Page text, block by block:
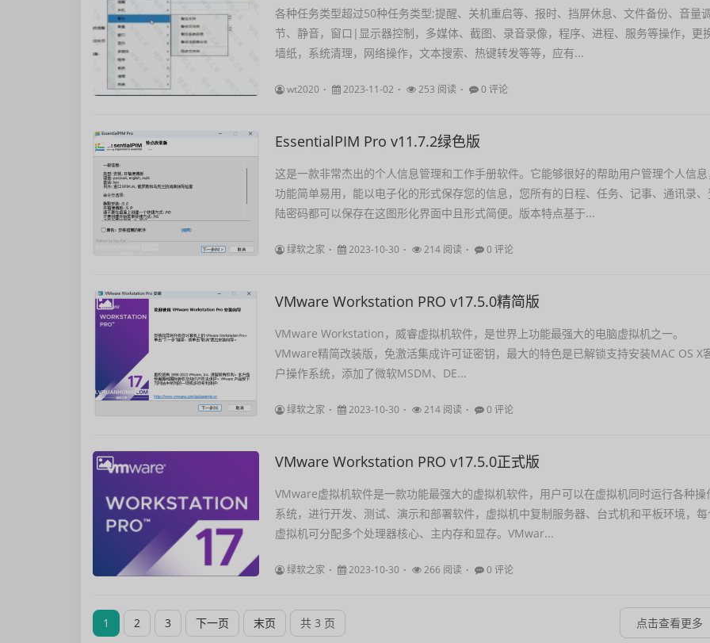
各种任务类型超过50种任务类型;提醒、关机重启等、报时、挡屏休息、文件备份、音量
节、静音，窗口|显示器控制，多媒体、截图、录音录像，程序、进程、服务等操作，更
墙纸，系统清理，网络操作，文本搜索、热键转发等等，应有...
wt2020 2023-11-02 253 阅读 0 评论
EssentialPIM Pro v11.7.2绿色版
这是一款非常杰出的个人信息管理和工作手册软件。它能够很好的帮助用户管理个人信
功能简单易用，能以电子化的形式保存您的信息，您所有的日程、任务、记事、通讯录
陆密码都可以保存在这图形化界面中且形式简便。版本特点基于...
绿软之家 2023-10-30 214 阅读 0 评论
VMware Workstation PRO v17.5.0精简版
VMware Workstation，威睿虚拟机软件，是世界上功能最强大的电脑虚拟机之一。
VMware精简改装版，免激活集成许可证密钥，最大的特色是已解锁支持安装MAC OS X
户操作系统，添加了微软MSDM、DE...
绿软之家 2023-10-30 214 阅读 0 评论
VMware Workstation PRO v17.5.0正式版
VMware虚拟机软件是一款功能最强大的虚拟机软件，用户可以在虚拟机同时运行各种操
系统，进行开发、测试、演示和部署软件，虚拟机中复制服务器、台式机和平板环境，
虚拟机可分配多个处理器核心、主内存和显存。VMwar...
绿软之家 2023-10-30 266 阅读 0 评论
1 2 3 下一页 末页 共 3 页 点击查看更多